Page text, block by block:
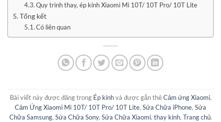
Quy trình thay, ép kính Xiaomi Mi 10T/ 10T Pro/ 10T Lite
Tổng kết
Có liên quan
Bài viết này được đăng trong Ép kínhvà được gắn thẻCảm ứng Xiaomi,
Cảm Ứng Xiaomi Mi 10T/ 10T Pro/ 10T Lite, Sửa Chữa iPhone, Sửa
Chữa Samsung, Sửa Chữa Sony, Sửa Chữa Xiaomi, thay kính, Trang chủ.